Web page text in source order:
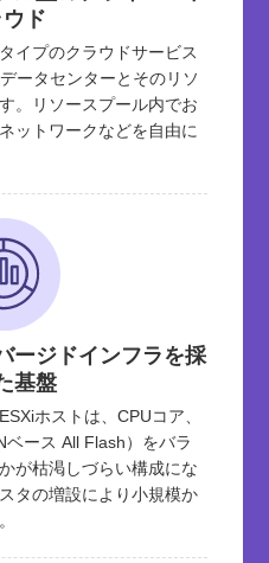
ド
イプのクラウドサービス
ータセンターとそのリソ
。リソースプール内でお
ットワークなどを自由に
ージドインフラを採
基盤
ホストは、CPUコア、
ベース All Flash）をバラ
が枯渇しづらい構成にな
タの増設により小規模か